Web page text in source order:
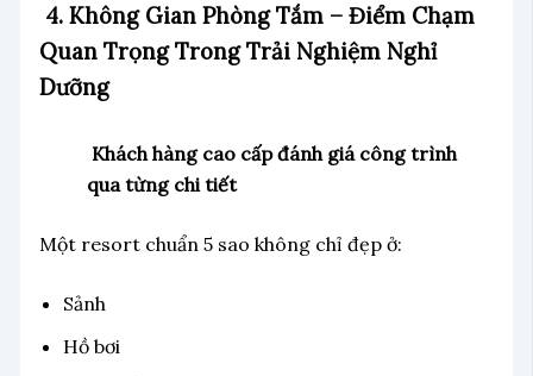
4. Không Gian Phòng Tắm – Điểm Chạm
Quan Trọng Trong Trải Nghiệm Nghỉ
Dưỡng
Khách hàng cao cấp đánh giá công trình
qua từng chi tiết
Một resort chuẩn 5 sao không chỉ đẹp ở:
Sảnh
Hồ bơi